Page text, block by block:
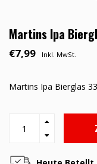
Martins Ipa
€7,99 Inkl. MwSt.
Martins Ipa Bierglas